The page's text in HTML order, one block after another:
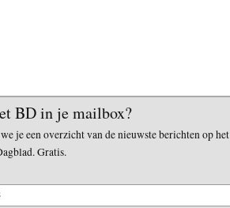
BD in je mailbox?
je een overzicht van de nieuwste berichten op het
Gratis.